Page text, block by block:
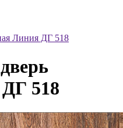
Линия ДГ 518
518